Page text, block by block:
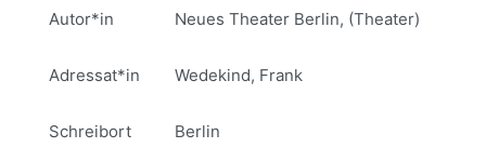
Autor*in Neues Theater Berlin, (Theater)
Adressat*in Wedekind, Frank
Schreibort Berlin